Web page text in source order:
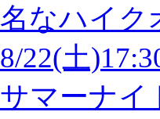
名なハイク
8/22(土
サマーナイ